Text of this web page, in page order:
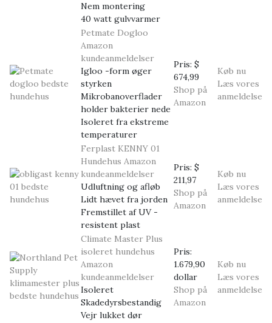
Nem montering
40 watt gulvvarmer
Petmate Dogloo
Amazon
kundeanmeldelser
Igloo -form øger
styrken
Mikrobanoverflader
holder bakterier nede
Isoleret fra ekstreme
temperaturer
Pris: $
674,99
Shop på
Amazon
Køb nu
Læs vores
anmeldelse
Ferplast KENNY 01
Hundehus Amazon
kundeanmeldelser
Udluftning og afløb
Lidt hævet fra jorden
Fremstillet af UV -
resistent plast
Pris: $
211,97
Shop på
Amazon
Køb nu
Læs vores
anmeldelse
Climate Master Plus
isoleret hundehus
Amazon
kundeanmeldelser
Isoleret
Skadedyrsbestandig
Vejr lukket dør
Pris:
1.679,90
dollar
Shop på
Amazon
Køb nu
Læs vores
anmeldelse